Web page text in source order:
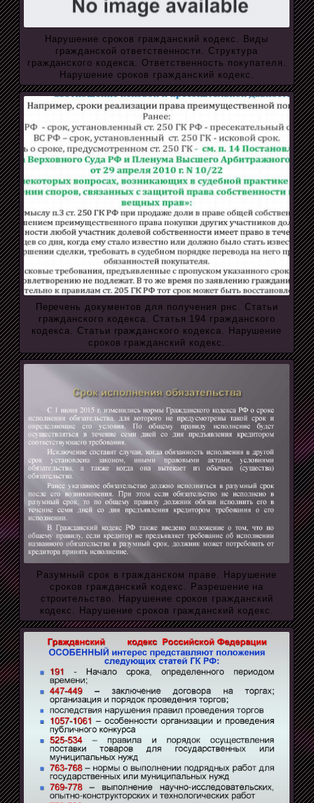
Нарушение сроков гражданский кодекс. Виды
гражданской ответственности. Структура
гражданского кодекса. Ответственность покупателя.
Нарушение сроков гражданский кодекс.
Перечень документов для получения рнс. Статьи
гражданского кодекса. Статья 194 гражданского
кодекса. Статьи гражданского кодекса. Нарушение
сроков гражданский кодекс.
Разумный срок в гражданском праве. Нарушение
сроков гражданский кодекс. Разрешение на
строительство. Нарушение сроков гражданский
кодекс. Нарушение сроков гражданский кодекс.